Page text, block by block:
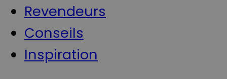
Revendeurs
Conseils
Inspiration